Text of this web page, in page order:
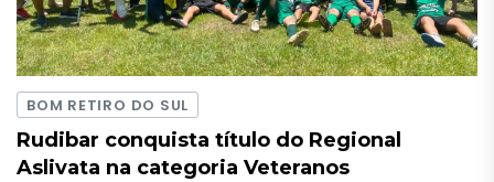
BOM RETIRO DO SUL
Rudibar conquista título do Regional
Aslivata na categoria Veteranos